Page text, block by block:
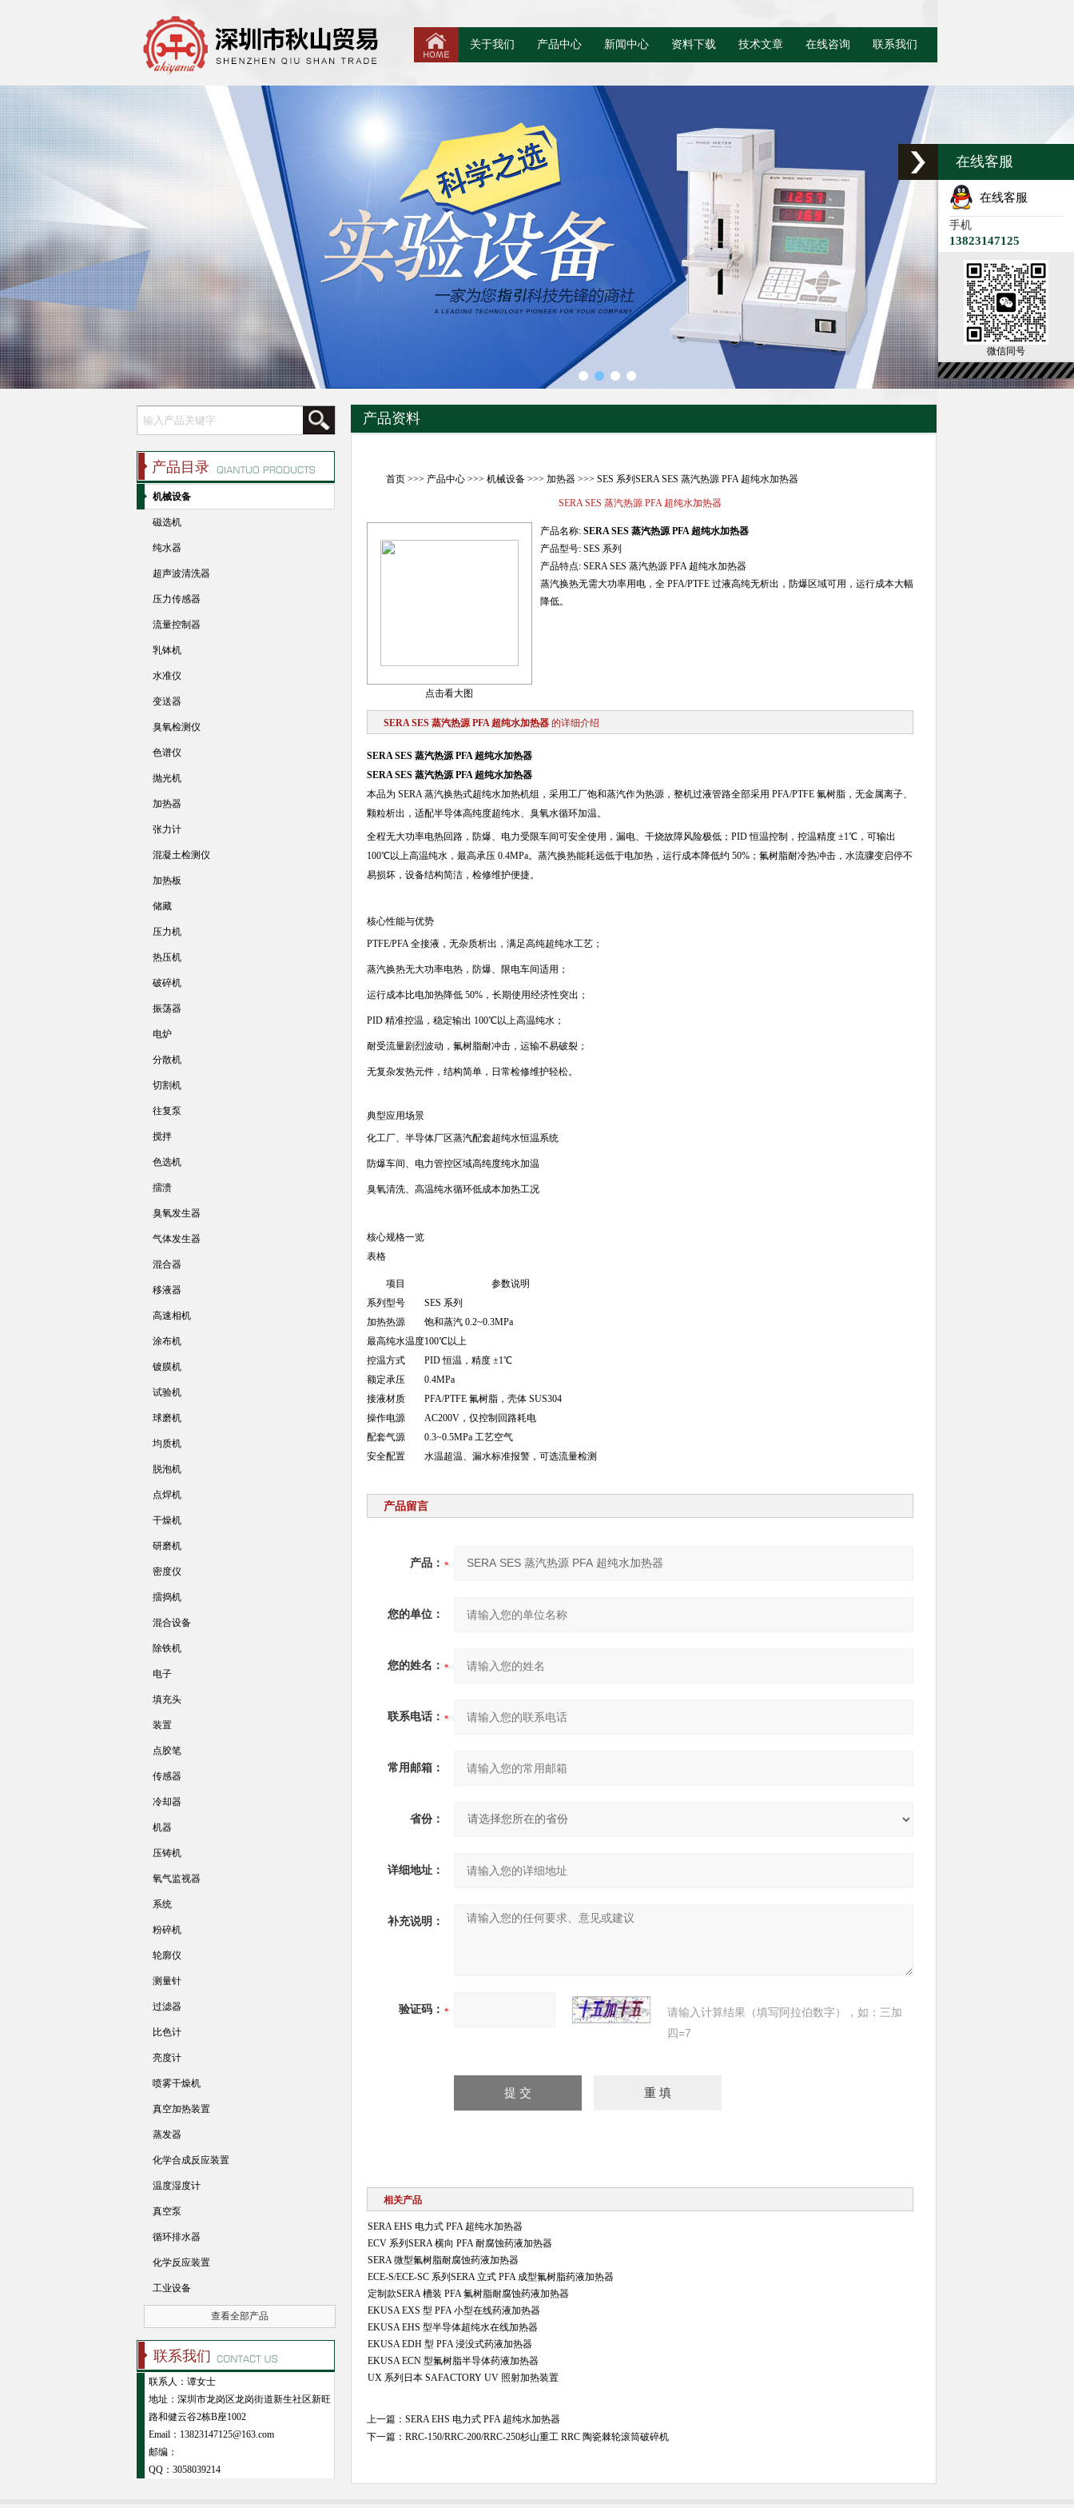
关于我们 产品中心 新闻中心 资料下载 技术文章 在线咨询 联系我们
产品资料
首页>>> 产品中心>>> 机械设备>>> 加热器>>> SES 系列SERA SES 蒸汽热源 PFA 超纯水加热器
SERA SES 蒸汽热源 PFA 超纯水加热器
点击看大图
产品名称: SERA SES 蒸汽热源 PFA 超纯水加热器
产品型号: SES 系列
产品特点: SERA SES 蒸汽热源 PFA 超纯水加热器
蒸汽换热无需大功率用电，全 PFA/PTFE 过液高纯无析出，防爆区域可用，运行成本大幅
降低。
SERA SES 蒸汽热源 PFA 超纯水加热器 的详细介绍
SERA SES 蒸汽热源 PFA 超纯水加热器
SERA SES 蒸汽热源 PFA 超纯水加热器
本品为 SERA 蒸汽换热式超纯水加热机组，采用工厂饱和蒸汽作为热源，整机过液管路全部采用 PFA/PTFE 氟树脂，无金属离子、
颗粒析出，适配半导体高纯度超纯水、臭氧水循环加温。
全程无大功率电热回路，防爆、电力受限车间可安全使用，漏电、干烧故障风险极低；PID 恒温控制，控温精度 ±1℃，可输出
100℃以上高温纯水，最高承压 0.4MPa。蒸汽换热能耗远低于电加热，运行成本降低约 50%；氟树脂耐冷热冲击，水流骤变启停不
易损坏，设备结构简洁，检修维护便捷。
核心性能与优势
PTFE/PFA 全接液，无杂质析出，满足高纯超纯水工艺；
蒸汽换热无大功率电热，防爆、限电车间适用；
运行成本比电加热降低 50%，长期使用经济性突出；
PID 精准控温，稳定输出 100℃以上高温纯水；
耐受流量剧烈波动，氟树脂耐冲击，运输不易破裂；
无复杂发热元件，结构简单，日常检修维护轻松。
典型应用场景
化工厂、半导体厂区蒸汽配套超纯水恒温系统
防爆车间、电力管控区域高纯度纯水加温
臭氧清洗、高温纯水循环低成本加热工况
核心规格一览
表格
项目
参数说明
系列型号
SES 系列
加热热源
饱和蒸汽 0.2~0.3MPa
最高纯水温度100℃以上
控温方式
PID 恒温，精度 ±1℃
额定承压
0.4MPa
接液材质
PFA/PTFE 氟树脂，壳体 SUS304
操作电源
AC200V，仅控制回路耗电
配套气源
0.3~0.5MPa 工艺空气
安全配置
水温超温、漏水标准报警，可选流量检测
产品留言
产品：
您的单位：
您的姓名：
联系电话：
常用邮箱：
省份：
详细地址：
补充说明：
验证码：
请输入计算结果（填写阿拉伯数字），如：三加
四=7
相关产品
SERA EHS 电力式 PFA 超纯水加热器
ECV 系列SERA 横向 PFA 耐腐蚀药液加热器
SERA 微型氟树脂耐腐蚀药液加热器
ECE-S/ECE-SC 系列SERA 立式 PFA 成型氟树脂药液加热器
定制款SERA 槽装 PFA 氟树脂耐腐蚀药液加热器
EKUSA EXS 型 PFA 小型在线药液加热器
EKUSA EHS 型半导体超纯水在线加热器
EKUSA EDH 型 PFA 浸没式药液加热器
EKUSA ECN 型氟树脂半导体药液加热器
UX 系列日本 SAFACTORY UV 照射加热装置
上一篇： SERA EHS 电力式 PFA 超纯水加热器
下一篇： RRC-150/RRC-200/RRC-250杉山重工 RRC 陶瓷棘轮滚筒破碎机
产品目录
机械设备
磁选机
纯水器
超声波清洗器
压力传感器
流量控制器
乳钵机
水准仪
变送器
臭氧检测仪
色谱仪
抛光机
加热器
张力计
混凝土检测仪
加热板
储藏
压力机
热压机
破碎机
振荡器
电炉
分散机
切割机
往复泵
搅拌
色选机
擂溃
臭氧发生器
气体发生器
混合器
移液器
高速相机
涂布机
镀膜机
试验机
球磨机
均质机
脱泡机
点焊机
干燥机
研磨机
密度仪
擂捣机
混合设备
除铁机
电子
填充头
装置
点胶笔
传感器
冷却器
机器
压铸机
氧气监视器
系统
粉碎机
轮廓仪
测量针
过滤器
比色计
亮度计
喷雾干燥机
真空加热装置
蒸发器
化学合成反应装置
温度湿度计
真空泵
循环排水器
化学反应装置
工业设备
查看全部产品
联系我们
联系人：谭女士
地址：深圳市龙岗区龙岗街道新生社区新旺
路和健云谷2栋B座1002
Email：13823147125@163.com
邮编：
QQ： 3058039214
在线客服
在线客服
手机
13823147125
微信同号